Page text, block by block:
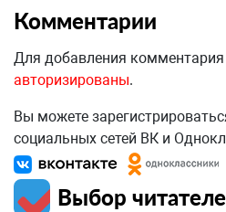
Комментарии
Для добавления
авторизированы.
Вы можете
социальных сетей ВК и
Выбор